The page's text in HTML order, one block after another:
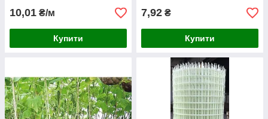
10,01 ₴/м
Купити
7,92 ₴
Купити